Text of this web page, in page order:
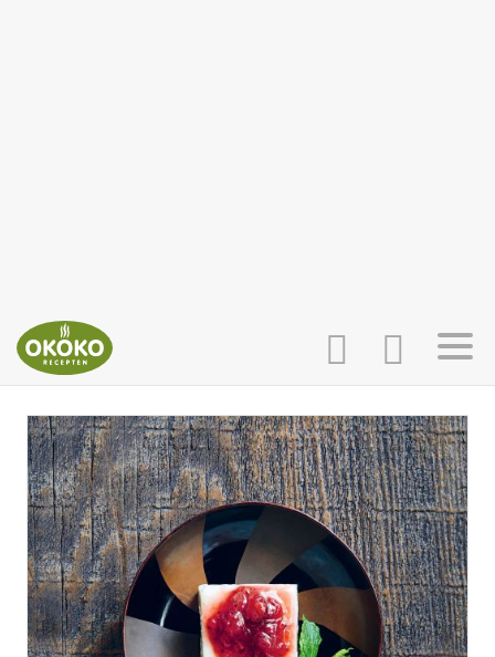
INLOGGEN
AANMELDEN
HOME
RECEPTEN
WEEKMENU'S